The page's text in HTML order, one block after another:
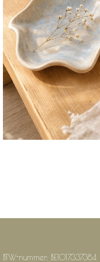
BTW-nummer: BE1017337384